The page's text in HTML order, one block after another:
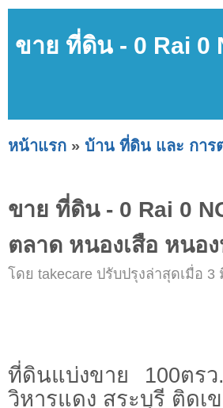
ขาย ที่ดิน - 0 Rai 0
หน้าแรก » บ้าน ที่ดิน และ การ
ขาย ที่ดิน - 0 Rai 0
ตลาด หนองเสือ หนอ
โดย takecare ปรับปรุงล่าสุดเมื่อ 3
ที่ดินแบ่งขาย 100ต
วิหารแดง สระบุรี ติดเ